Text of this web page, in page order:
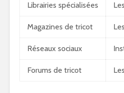
Librairies spécialisées
Magazines de tricot
Réseaux sociaux
Forums de tricot